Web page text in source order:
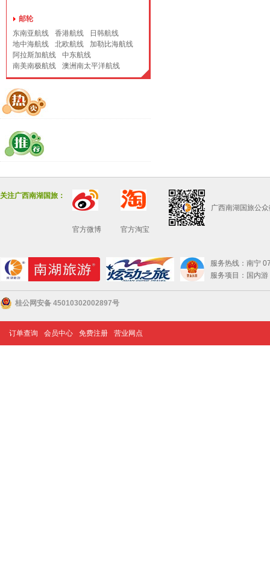
邮轮
东南亚航线
香港航线
日韩航线
地中海航线
北欧航线
加勒比海航线
阿拉斯加航线
中东航线
南美南极航线
澳洲南太平洋航线
关注广西南湖国旅：
官方微博 官方淘宝
广西南湖国旅公
服务热线：南宁
服务项目：国内
桂公网安备 45010302002897号
订单查询 会员中心 免费注册 营业网点